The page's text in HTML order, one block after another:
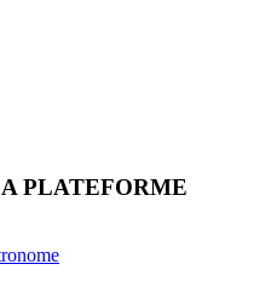
PLATEFORME